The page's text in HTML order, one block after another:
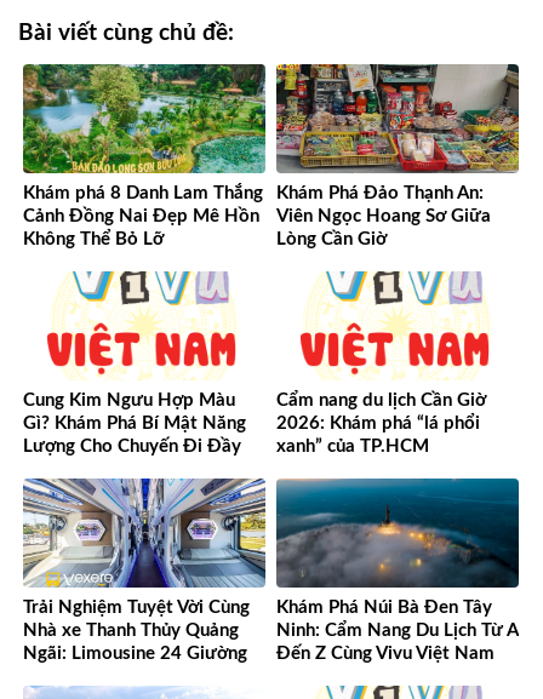
Bài viết cùng chủ đề:
Khám phá 8 Danh Lam Thắng
Cảnh Đồng Nai Đẹp Mê Hồn
Không Thể Bỏ Lỡ
Khám Phá Đảo Thạnh An:
Viên Ngọc Hoang Sơ Giữa
Lòng Cần Giờ
Cung Kim Ngưu Hợp Màu
Gì? Khám Phá Bí Mật Năng
Lượng Cho Chuyến Đi Đầy
Cẩm nang du lịch Cần Giờ
2026: Khám phá “lá phổi
xanh” của TP.HCM
Trải Nghiệm Tuyệt Vời Cùng
Nhà xe Thanh Thủy Quảng
Ngãi: Limousine 24 Giường
Khám Phá Núi Bà Đen Tây
Ninh: Cẩm Nang Du Lịch Từ A
Đến Z Cùng Vivu Việt Nam